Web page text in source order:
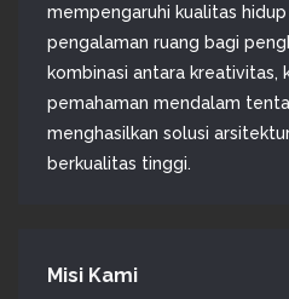
mempengaruhi kualitas
pengalaman ruang bagi
kombinasi antara kreativitas,
pemahaman mendalam
menghasilkan solusi
berkualitas tinggi.
Misi Kami